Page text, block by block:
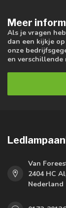
Meer
Als je vragen
dan een kijkje
onze
en verschillende
Van
2404 HC
Nederland